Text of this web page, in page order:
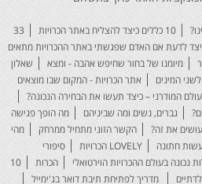
10 כללים כיצד להצליח באתר הכרויות
33
לדעת אם האדם שפגשתי באתר ההכרויות מתאים
מיומנו של בחור שחיפש אהבה - ומצא
שאלון
המינים
אתר הכרויות - המקום שבו מוצאים
המודרני – כיצד תעשו את הבחירה הנכונה?
גברים, נשים ומה שביניהם
מה הופך פגישה
את זה? הקשר הזוגי מתחיל ממרחק
מהי
חתונה LOVELY הכרויות
סיפורי
נכונה בעולם ההכרויות הוירטואלי הכרות
10
מדריך לפתיחת תיבת דואר בג'ימייל